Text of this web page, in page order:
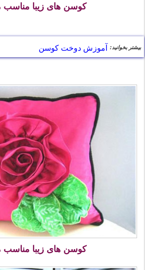
کوسن های زیبا مناسب
بیشتر بخوانید: آموزش دوخت کوسن
کوسن های زیبا مناسب